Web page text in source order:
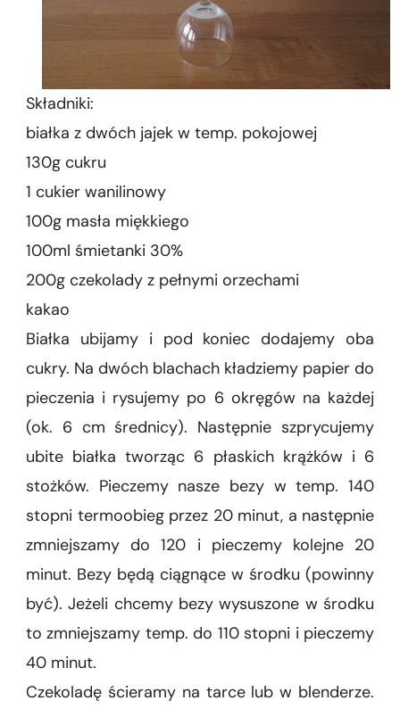
Składniki:
białka z dwóch jajek w temp. pokojowej
130g cukru
1 cukier wanilinowy
100g masła miękkiego
100ml śmietanki 30%
200g czekolady z pełnymi orzechami
kakao
Białka ubijamy i pod koniec dodajemy oba
cukry. Na dwóch blachach kładziemy papier do
pieczenia i rysujemy po 6 okręgów na każdej
(ok. 6 cm średnicy). Następnie szprycujemy
ubite białka tworząc 6 płaskich krążków i 6
stożków. Pieczemy nasze bezy w temp. 140
stopni termoobieg przez 20 minut, a następnie
zmniejszamy do 120 i pieczemy kolejne 20
minut. Bezy będą ciągnące w środku (powinny
być). Jeżeli chcemy bezy wysuszone w środku
to zmniejszamy temp. do 110 stopni i pieczemy
40 minut.
Czekoladę ścieramy na tarce lub w blenderze.